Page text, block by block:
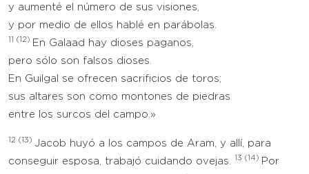
y aumenté el número de sus visiones,
y por medio de ellos hablé en parábolas.
(12) En Galaad hay dioses paganos,
pero sólo son falsos dioses.
En Guilgal se ofrecen sacrificios de toros;
sus altares son como montones de piedras
entre los surcos del campo.»
12 (13) Jacob huyó a los campos de Aram, y allí, para
conseguir esposa, trabajó cuidando ovejas.
13 (14) Por